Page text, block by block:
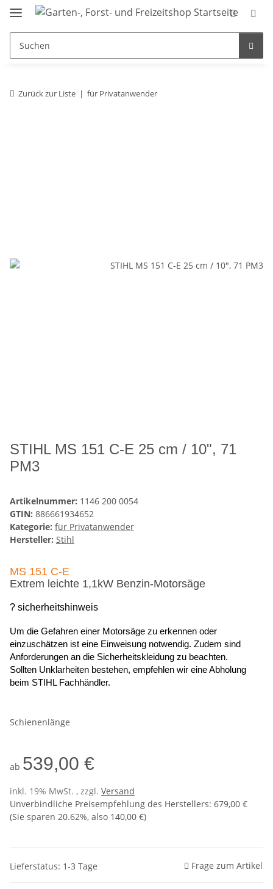
Zurück zur Liste für Privatanwender
STIHL MS 151 C-E 25 cm / 10", 71
PM3
Artikelnummer: 1146 200 0054
GTIN: 886661934652
Kategorie: für Privatanwender
Hersteller: Stihl
MS 151 C-E
Extrem leichte 1,1kW Benzin-Motorsäge
? sicherheitshinweis
Um die Gefahren einer Motorsäge zu erkennen oder
einzuschätzen ist eine Einweisung notwendig. Zudem sind
Anforderungen an die Sicherheitskleidung zu beachten.
Sollten Unklarheiten bestehen, empfehlen wir eine Abholung
beim STIHL Fachhändler.
Schienenlänge
ab 539,00 €
inkl. 19% MwSt. , zzgl. Versand
Unverbindliche Preisempfehlung des Herstellers: 679,00 €
(Sie sparen 20.62%, also 140,00 €)
Lieferstatus: 1-3 Tage Frage zum Artikel